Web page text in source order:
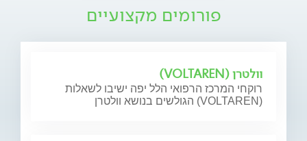
פורומים מקצועיים
וולטרן (VOLTAREN)
רוקחי המרכז הרפואי הלל יפה ישיבו לשאלות
הגולשים בנושא וולטרן (VOLTAREN)